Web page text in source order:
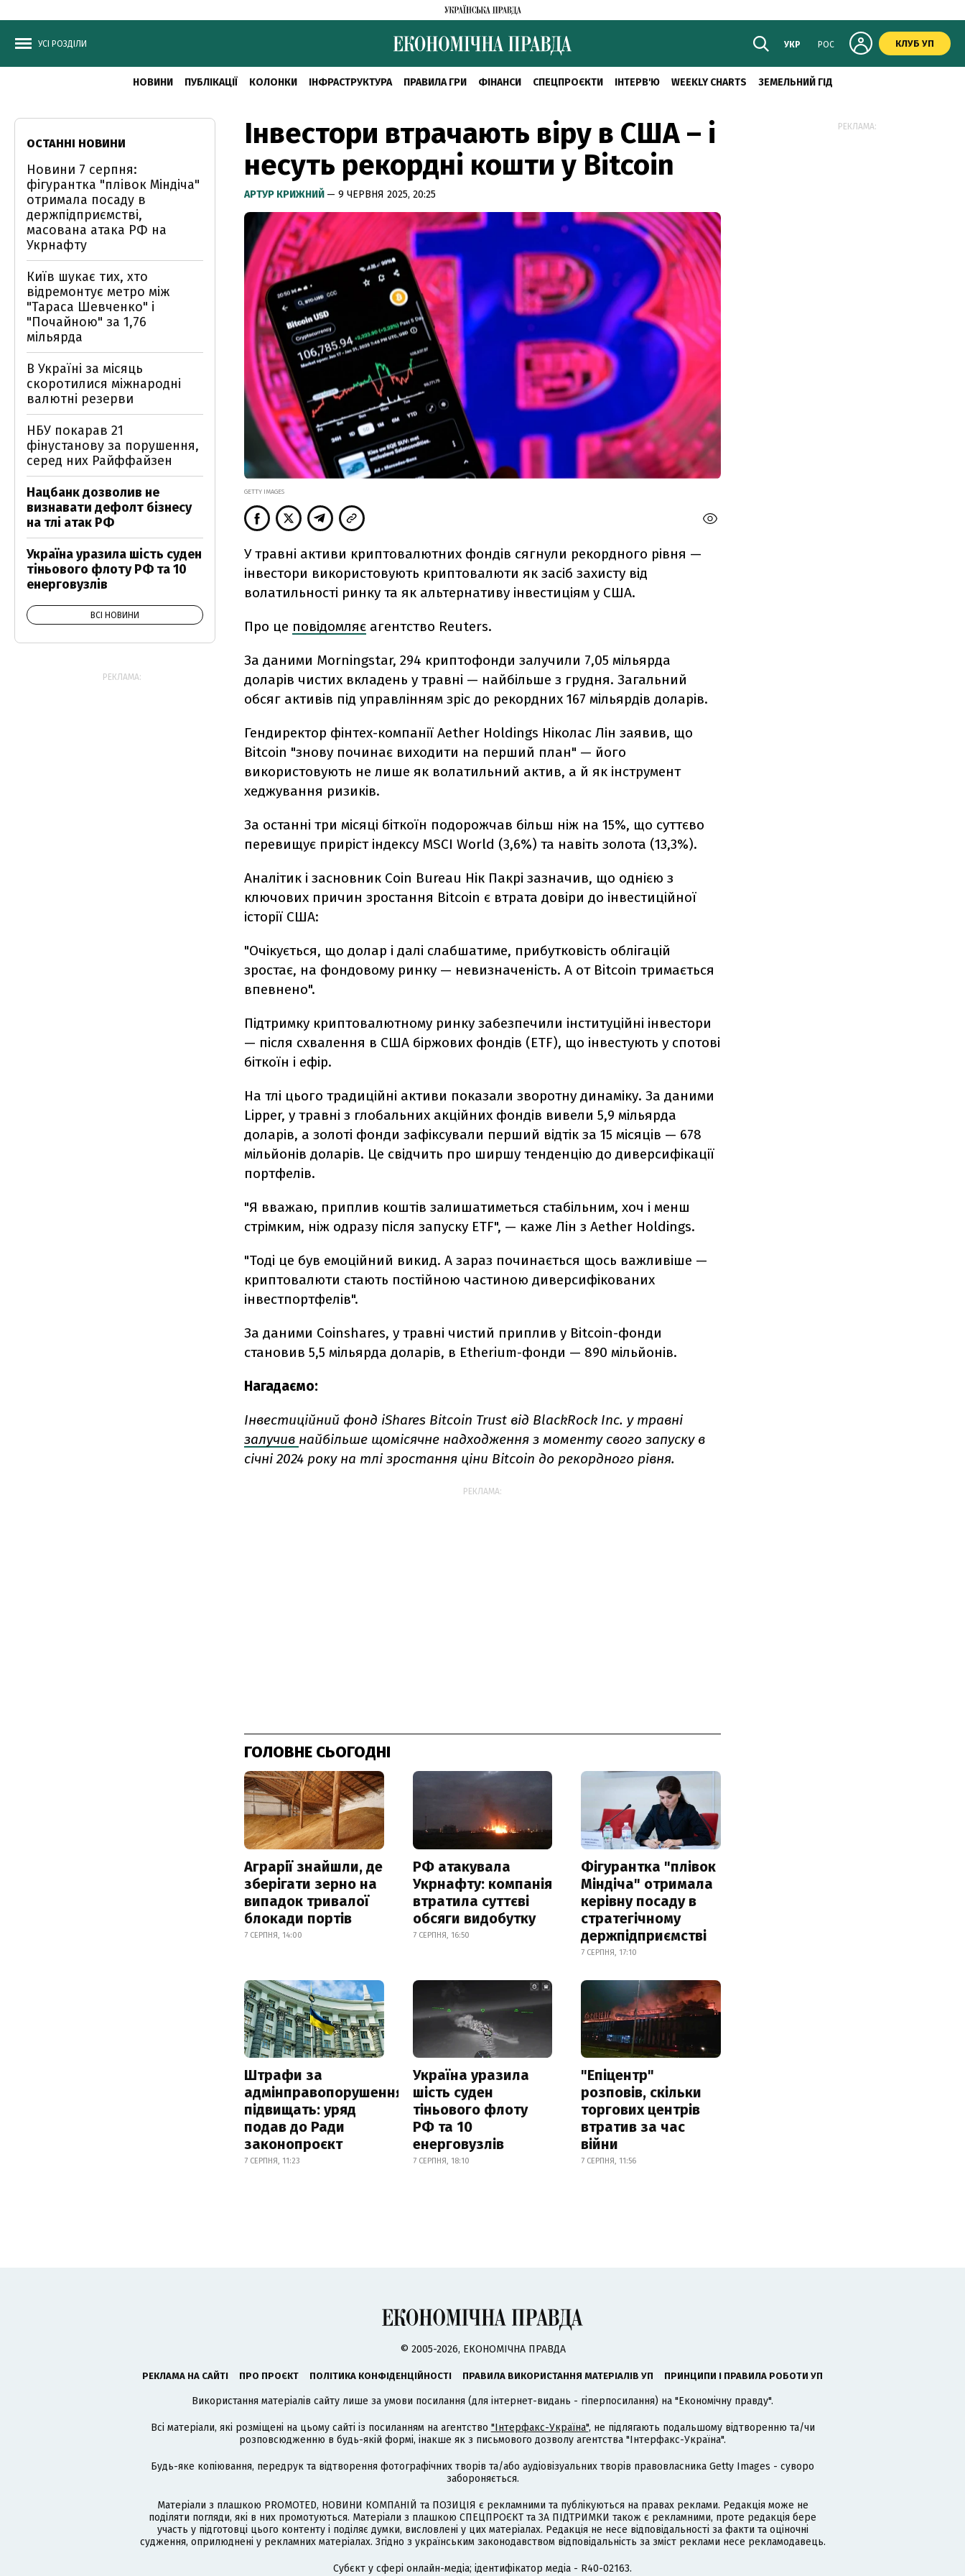
УСІ РОЗДІЛИ УКР РОС КЛУБ УП
НОВИНИ ПУБЛІКАЦІЇ КОЛОНКИ ІНФРАСТРУКТУРА ПРАВИЛА ГРИ ФІНАНСИ СПЕЦПРОЄКТИ ІНТЕРВ'Ю WEEKLY CHARTS ЗЕМЕЛЬНИЙ ГІД
Інвестори втрачають віру в США – і
несуть рекордні кошти у Bitcoin
АРТУР КРИЖНИЙ — 9 ЧЕРВНЯ 2025, 20:25
GETTY IMAGES
У травні активи криптовалютних фондів сягнули рекордного рівня —
інвестори використовують криптовалюти як засіб захисту від
волатильності ринку та як альтернативу інвестиціям у США.
Про це повідомляє агентство Reuters.
За даними Morningstar, 294 криптофонди залучили 7,05 мільярда
доларів чистих вкладень у травні — найбільше з грудня. Загальний
обсяг активів під управлінням зріс до рекордних 167 мільярдів доларів.
Гендиректор фінтех-компанії Aether Holdings Ніколас Лін заявив, що
Bitcoin "знову починає виходити на перший план" — його
використовують не лише як волатильний актив, а й як інструмент
хеджування ризиків.
За останні три місяці біткоїн подорожчав більш ніж на 15%, що суттєво
перевищує приріст індексу MSCI World (3,6%) та навіть золота (13,3%).
Аналітик і засновник Coin Bureau Нік Пакрі зазначив, що однією з
ключових причин зростання Bitcoin є втрата довіри до інвестиційної
історії США:
"Очікується, що долар і далі слабшатиме, прибутковість облігацій
зростає, на фондовому ринку — невизначеність. А от Bitcoin тримається
впевнено".
Підтримку криптовалютному ринку забезпечили інституційні інвестори
— після схвалення в США біржових фондів (ETF), що інвестують у спотові
біткоїн і ефір.
На тлі цього традиційні активи показали зворотну динаміку. За даними
Lipper, у травні з глобальних акційних фондів вивели 5,9 мільярда
доларів, а золоті фонди зафіксували перший відтік за 15 місяців — 678
мільйонів доларів. Це свідчить про ширшу тенденцію до диверсифікації
портфелів.
"Я вважаю, приплив коштів залишатиметься стабільним, хоч і менш
стрімким, ніж одразу після запуску ETF", — каже Лін з Aether Holdings.
"Тоді це був емоційний викид. А зараз починається щось важливіше —
криптовалюти стають постійною частиною диверсифікованих
інвестпортфелів".
За даними Coinshares, у травні чистий приплив у Bitcoin-фонди
становив 5,5 мільярда доларів, в Etherium-фонди — 890 мільйонів.
Нагадаємо:
Інвестиційний фонд iShares Bitcoin Trust від BlackRock Inc. у травні
залучив найбільше щомісячне надходження з моменту свого запуску в
січні 2024 року на тлі зростання ціни Bitcoin до рекордного рівня.
РЕКЛАМА:
ГОЛОВНЕ СЬОГОДНІ
Аграрії знайшли, де
зберігати зерно на
випадок тривалої
блокади портів
7 СЕРПНЯ, 14:00
РФ атакувала
Укрнафту: компанія
втратила суттєві
обсяги видобутку
7 СЕРПНЯ, 16:50
Фігурантка "плівок
Міндіча" отримала
керівну посаду в
стратегічному
держпідприємстві
7 СЕРПНЯ, 17:10
Штрафи за
адмінправопорушення
підвищать: уряд
подав до Ради
законопроєкт
7 СЕРПНЯ, 11:23
Україна уразила
шість суден
тіньового флоту
РФ та 10
енерговузлів
7 СЕРПНЯ, 18:10
"Епіцентр"
розповів, скільки
торгових центрів
втратив за час
війни
7 СЕРПНЯ, 11:56
ОСТАННІ НОВИНИ
Новини 7 серпня:
фігурантка "плівок Міндіча"
отримала посаду в
держпідприємстві,
масована атака РФ на
Укрнафту
Київ шукає тих, хто
відремонтує метро між
"Тараса Шевченко" і
"Почайною" за 1,76
мільярда
В Україні за місяць
скоротилися міжнародні
валютні резерви
НБУ покарав 21
фінустанову за порушення,
серед них Райффайзен
Нацбанк дозволив не
визнавати дефолт бізнесу
на тлі атак РФ
Україна уразила шість суден
тіньового флоту РФ та 10
енерговузлів
ВСІ НОВИНИ
РЕКЛАМА:
РЕКЛАМА:
© 2005-2026, ЕКОНОМІЧНА ПРАВДА
РЕКЛАМА НА САЙТІ ПРО ПРОЄКТ ПОЛІТИКА КОНФІДЕНЦІЙНОСТІ ПРАВИЛА ВИКОРИСТАННЯ МАТЕРІАЛІВ УП ПРИНЦИПИ І ПРАВИЛА РОБОТИ УП
Використання матеріалів сайту лише за умови посилання (для інтернет-видань - гіперпосилання) на "Економічну правду".
Всі матеріали, які розміщені на цьому сайті із посиланням на агентство "Інтерфакс-Україна", не підлягають подальшому відтворенню та/чи
розповсюдженню в будь-якій формі, інакше як з письмового дозволу агентства "Інтерфакс-Україна".
Будь-яке копіювання, передрук та відтворення фотографічних творів та/або аудіовізуальних творів правовласника Getty Images - суворо
забороняється.
Матеріали з плашкою PROMOTED, НОВИНИ КОМПАНІЙ та ПОЗИЦІЯ є рекламними та публікуються на правах реклами. Редакція може не
поділяти погляди, які в них промотуються. Матеріали з плашкою СПЕЦПРОЄКТ та ЗА ПІДТРИМКИ також є рекламними, проте редакція бере
участь у підготовці цього контенту і поділяє думки, висловлені у цих матеріалах. Редакція не несе відповідальності за факти та оціночні
судження, оприлюднені у рекламних матеріалах. Згідно з українським законодавством відповідальність за зміст реклами несе рекламодавець.
Cубєкт у сфері онлайн-медіа; ідентифікатор медіа - R40-02163.